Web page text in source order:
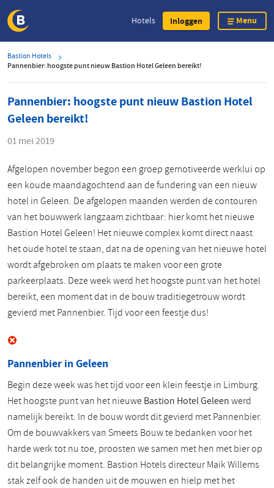
en
naar
de
inhoud
Hotels Inloggen Menu
Bastion Hotels
Pannenbier: hoogste punt nieuw Bastion Hotel Geleen bereikt!
Pannenbier: hoogste punt nieuw Bastion Hotel
Geleen bereikt!
01 mei 2019
Afgelopen november begon een groep gemotiveerde werklui op
een koude maandagochtend aan de fundering van een nieuw
hotel in Geleen. De afgelopen maanden werden de contouren
van het bouwwerk langzaam zichtbaar: hier komt het nieuwe
Bastion Hotel Geleen! Het nieuwe complex komt direct naast
het oude hotel te staan, dat na de opening van het nieuwe hotel
wordt afgebroken om plaats te maken voor een grote
parkeerplaats. Deze week werd het hoogste punt van het hotel
bereikt, een moment dat in de bouw traditiegetrouw wordt
gevierd met Pannenbier. Tijd voor een feestje dus!
Pannenbier in Geleen
Begin deze week was het tijd voor een klein feestje in Limburg.
Het hoogste punt van het nieuweBastion Hotel Geleenwerd
namelijk bereikt. In de bouw wordt dit gevierd met Pannenbier.
Om de bouwvakkers van Smeets Bouw te bedanken voor het
harde werk tot nu toe, proosten we samen met hen met bier op
dit belangrijke moment. Bastion Hotels directeur Maik Willems
stak zelf ook de handen uit de mouwen en hielp met het